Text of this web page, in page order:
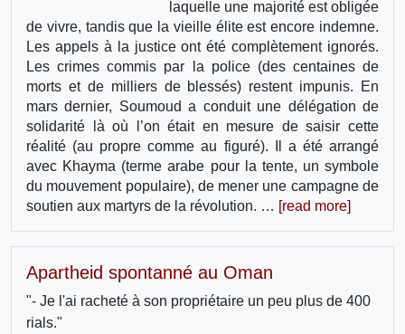
laquelle une majorité est obligée
de vivre, tandis que la vieille élite est encore indemne.
Les appels à la justice ont été complètement ignorés.
Les crimes commis par la police (des centaines de
morts et de milliers de blessés) restent impunis. En
mars dernier, Soumoud a conduit une délégation de
solidarité là où l’on était en mesure de saisir cette
réalité (au propre comme au figuré). Il a été arrangé
avec Khayma (terme arabe pour la tente, un symbole
du mouvement populaire), de mener une campagne de
soutien aux martyrs de la révolution. … [read more]
Apartheid spontanné au Oman
"- Je l'ai racheté à son propriétaire un peu plus de 400
rials."